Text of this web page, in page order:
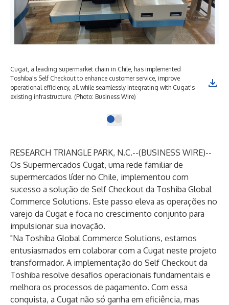
Cugat, a leading supermarket chain in Chile, has implemented
Toshiba's Self Checkout to enhance customer service, improve
operational efficiency, all while seamlessly integrating with Cugat's
existing infrastructure. (Photo: Business Wire)
RESEARCH TRIANGLE PARK, N.C.--(BUSINESS WIRE)--
Os Supermercados Cugat, uma rede familiar de
supermercados líder no Chile, implementou com
sucesso a solução de Self Checkout da Toshiba Global
Commerce Solutions. Este passo eleva as operações no
varejo da Cugat e foca no crescimento conjunto para
impulsionar sua inovação.
"Na Toshiba Global Commerce Solutions, estamos
entusiasmados em colaborar com a Cugat neste projeto
transformador. A implementação do Self Checkout da
Toshiba resolve desafios operacionais fundamentais e
melhora os processos de pagamento. Com essa
conquista, a Cugat não só ganha em eficiência, mas